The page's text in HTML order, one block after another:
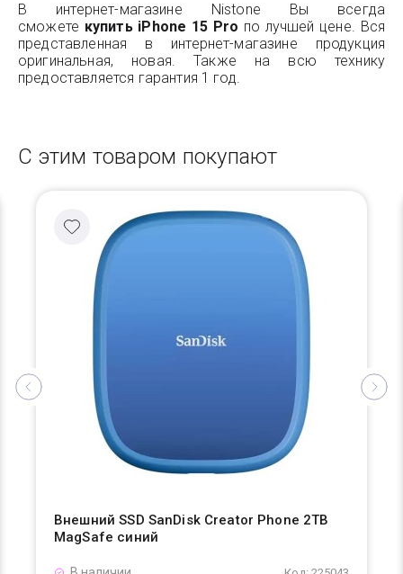
В интернет-магазине Nistone Вы всегда
сможете купить iPhone 15 Pro по лучшей цене. Вся
представленная в интернет-магазине продукция
оригинальная, новая. Также на всю технику
предоставляется гарантия 1 год.
С этим товаром покупают
Внешний SSD SanDisk Creator Phone 2TB
MagSafe синий